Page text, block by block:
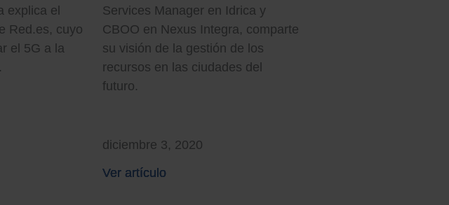
Ver artículo
Ver artículo
explica el
Red.es, cuyo
el 5G a la
Services Manager en Idrica y
CBOO en Nexus Integra, comparte
su visión de la gestión de los
recursos en las ciudades del
futuro.
Ver artículo
diciembre 3, 2020